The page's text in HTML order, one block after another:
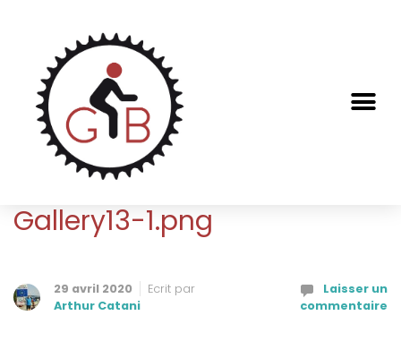
Gallery13-1.png
29 avril 2020
Ecrit par
Arthur Catani
Laisser un
commentaire